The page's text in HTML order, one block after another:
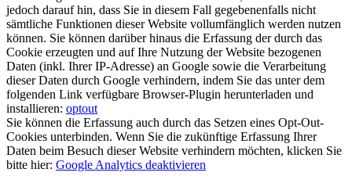
jedoch darauf hin, dass Sie in diesem Fall gegebenenfalls nicht
sämtliche Funktionen dieser Website vollumfänglich werden nutzen
können. Sie können darüber hinaus die Erfassung der durch das
Cookie erzeugten und auf Ihre Nutzung der Website bezogenen
Daten (inkl. Ihrer IP-Adresse) an Google sowie die Verarbeitung
dieser Daten durch Google verhindern, indem Sie das unter dem
folgenden Link verfügbare Browser-Plugin herunterladen und
installieren: optout
Sie können die Erfassung auch durch das Setzen eines Opt-Out-
Cookies unterbinden. Wenn Sie die zukünftige Erfassung Ihrer
Daten beim Besuch dieser Website verhindern möchten, klicken Sie
bitte hier: Google Analytics deaktivieren